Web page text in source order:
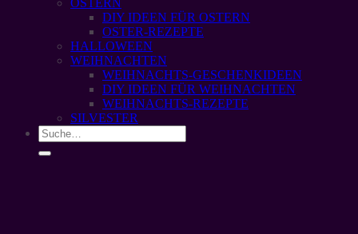
OSTERN
DIY IDEEN FÜR OSTERN
OSTER-REZEPTE
HALLOWEEN
WEIHNACHTEN
WEIHNACHTS-GESCHENKIDEEN
DIY IDEEN FÜR WEIHNACHTEN
WEIHNACHTS-REZEPTE
SILVESTER